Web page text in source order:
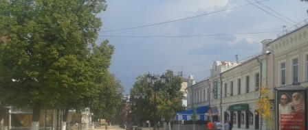
Перейти к основному содержанию